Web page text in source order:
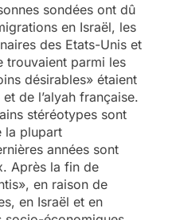
sondées ont dû
en Israël, les
des Etats-Unis et
trouvaient parmi les
désirables» étaient
de l’alyah française.
stéréotypes sont
la plupart
années sont
Après la fin de
en raison de
en Israël et en